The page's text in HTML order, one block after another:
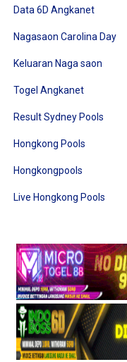
Data 6D Angkanet
Nagasaon Carolina Day
Keluaran Naga saon
Togel Angkanet
Result Sydney Pools
Hongkong Pools
Hongkongpools
Live Hongkong Pools